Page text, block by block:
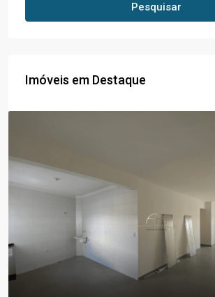
Pesquisar
Imóveis em Destaque